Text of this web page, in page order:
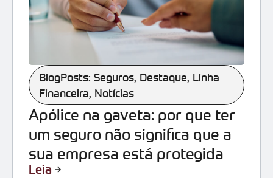
BlogPosts: Seguros, Destaque, Linha
Financeira, Notícias
Apólice na gaveta: por que ter
um seguro não significa que a
sua empresa está protegida
Leia